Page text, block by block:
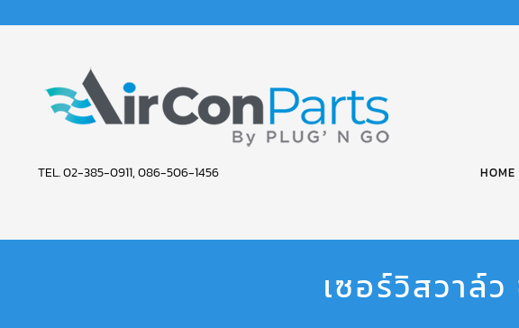
AIR
PARTS
TEL. 02-385-0911, 086-506-1456 HOME
เซอร์วิสวาล์